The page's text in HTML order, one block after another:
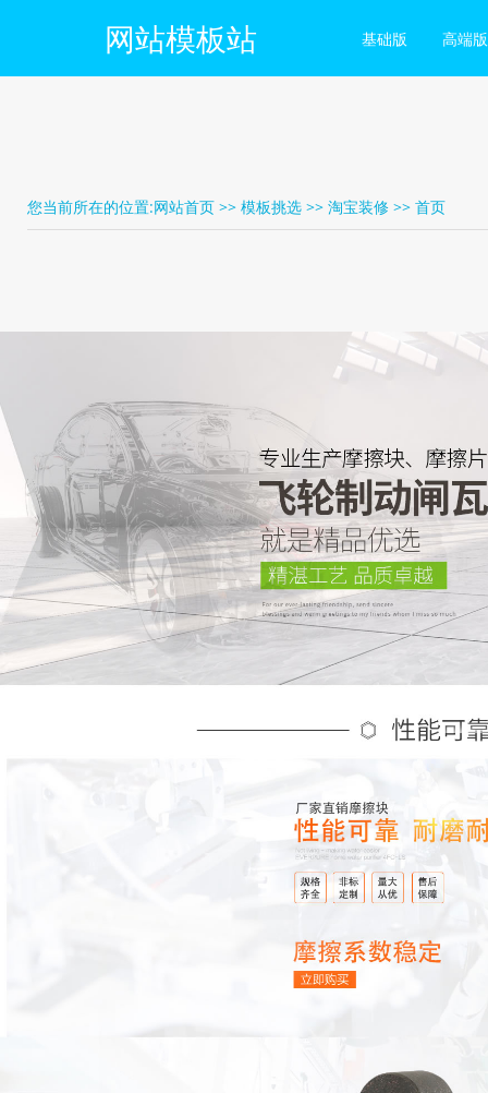
网站模板站 基础版 高端版
您当前所在的位置:网站首页>> 模板挑选>> 淘宝装修>> 首页